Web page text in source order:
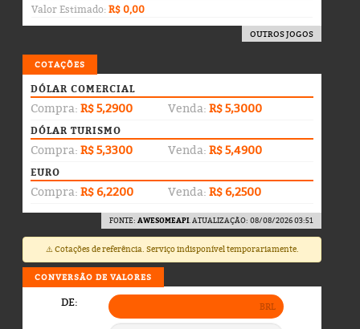
Valor Estimado:R$ 0,00
OUTROS JOGOS
COTAÇÕES
DÓLAR COMERCIAL
Compra: R$ 5,2900 Venda: R$ 5,3000
DÓLAR TURISMO
Compra: R$ 5,3300 Venda: R$ 5,4900
EURO
Compra: R$ 6,2200 Venda: R$ 6,2500
FONTE: AWESOMEAPI. ATUALIZAÇÃO: 08/08/2026 03:51
⚠️ Cotações de referência. Serviço indisponível temporariamente.
CONVERSÃO DE VALORES